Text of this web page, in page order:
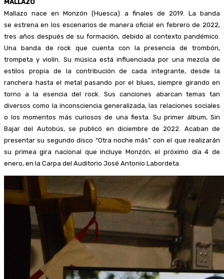
MALLAZO
Mallazo nace en Monzón (Huesca) a finales de 2019. La banda
se estrena en los escenarios de manera oficial en febrero de 2022,
tres años después de su formación, debido al contexto pandémico.
Una banda de rock que cuenta con la presencia de trombón,
trompeta y violín. Su música está influenciada por una mezcla de
estilos propia de la contribución de cada integrante, desde la
ranchera hasta el metal pasando por el blues, siempre girando en
torno a la esencia del rock. Sus canciones abarcan temas tan
diversos como la inconsciencia generalizada, las relaciones sociales
o los momentos más curiosos de una fiesta. Su primer álbum, Sin
Bajar del Autobús, se publicó en diciembre de 2022. Acaban de
presentar su segundo disco “Otra noche más” con el que realizarán
su primea gira nacional que incluye Monzón, el próximo día 4 de
enero, en la Carpa del Auditorio José Antonio Labordeta.